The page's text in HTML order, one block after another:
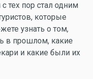
тех пор стал одним
которые
узнать о том,
в прошлом, какие
и какие были их